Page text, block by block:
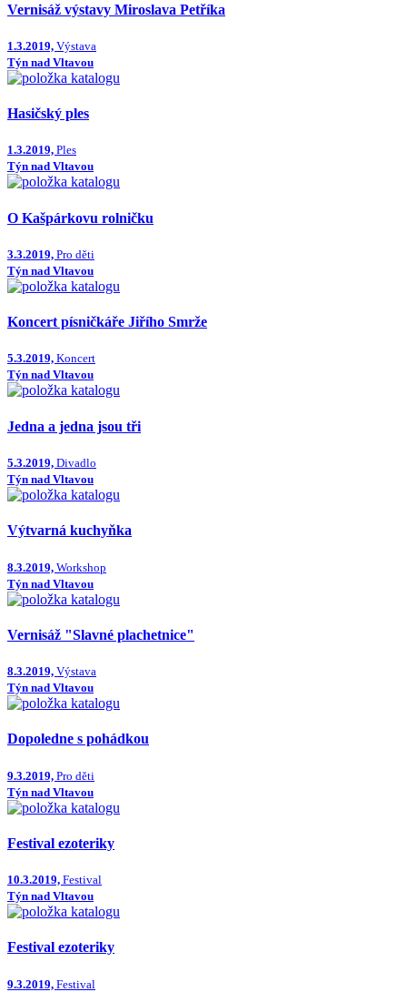
Vernisáž výstavy Miroslava Petříka
1.3.2019, Výstava
Týn nad Vltavou
Hasičský ples
1.3.2019, Ples
Týn nad Vltavou
O Kašpárkovu rolničku
3.3.2019, Pro děti
Týn nad Vltavou
Koncert písničkáře Jiřího Smrže
5.3.2019, Koncert
Týn nad Vltavou
Jedna a jedna jsou tři
5.3.2019, Divadlo
Týn nad Vltavou
Výtvarná kuchyňka
8.3.2019, Workshop
Týn nad Vltavou
Vernisáž "Slavné plachetnice"
8.3.2019, Výstava
Týn nad Vltavou
Dopoledne s pohádkou
9.3.2019, Pro děti
Týn nad Vltavou
Festival ezoteriky
10.3.2019, Festival
Týn nad Vltavou
Festival ezoteriky
9.3.2019, Festival